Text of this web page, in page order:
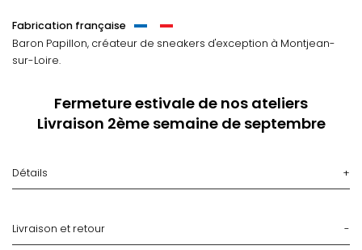
Fabrication française
Baron Papillon, créateur de sneakers d'exception à Montjean-
sur-Loire.
Fermeture estivale de nos ateliers
Livraison 2ème semaine de septembre
Détails
Livraison et retour